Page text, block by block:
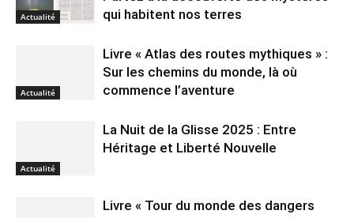
Actualité
qui habitent nos terres
Actualité
Livre « Atlas des routes mythiques » :
Sur les chemins du monde, là où
commence l’aventure
Actualité
La Nuit de la Glisse 2025 : Entre
Héritage et Liberté Nouvelle
Livre « Tour du monde des dangers